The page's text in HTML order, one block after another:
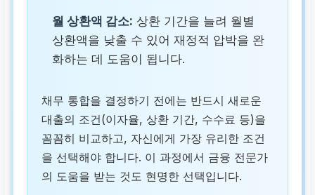
월 상환액 감소: 상환 기간을 늘려 월별
상환액을 낮출 수 있어 재정적 압박을 완
화하는 데 도움이 됩니다.
채무 통합을 결정하기 전에는 반드시 새로운
대출의 조건(이자율, 상환 기간, 수수료 등)을
꼼꼼히 비교하고, 자신에게 가장 유리한 조건
을 선택해야 합니다. 이 과정에서 금융 전문가
의 도움을 받는 것도 현명한 선택입니다.